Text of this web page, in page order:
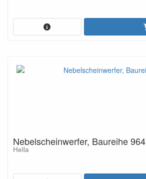
Nebelscheinwerfer, Baureihe 964
Hella